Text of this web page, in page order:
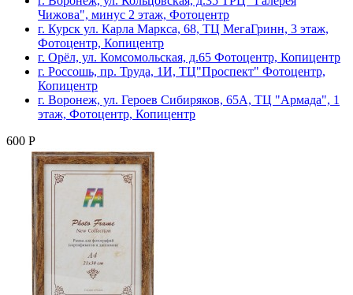
Чижова", минус 2 этаж, Фотоцентр
г. Курск ул. Карла Маркса, 68, ТЦ МегаГринн, 3 этаж,
Фотоцентр, Копицентр
г. Орёл, ул. Комсомольская, д.65 Фотоцентр, Копицентр
г. Россошь, пр. Труда, 1И, ТЦ"Проспект" Фотоцентр,
Копицентр
г. Воронеж, ул. Героев Сибиряков, 65А, ТЦ "Армада", 1
этаж, Фотоцентр, Копицентр
600 Р